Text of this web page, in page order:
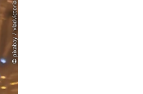
© pixabay / vladvictoria